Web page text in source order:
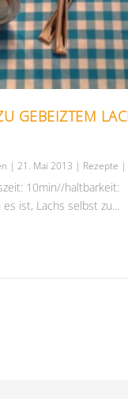
GEBEIZTEM
|21. Mai 2013 | Rezepte
10min//haltbarkeit:
ist, Lachs selbst zu...